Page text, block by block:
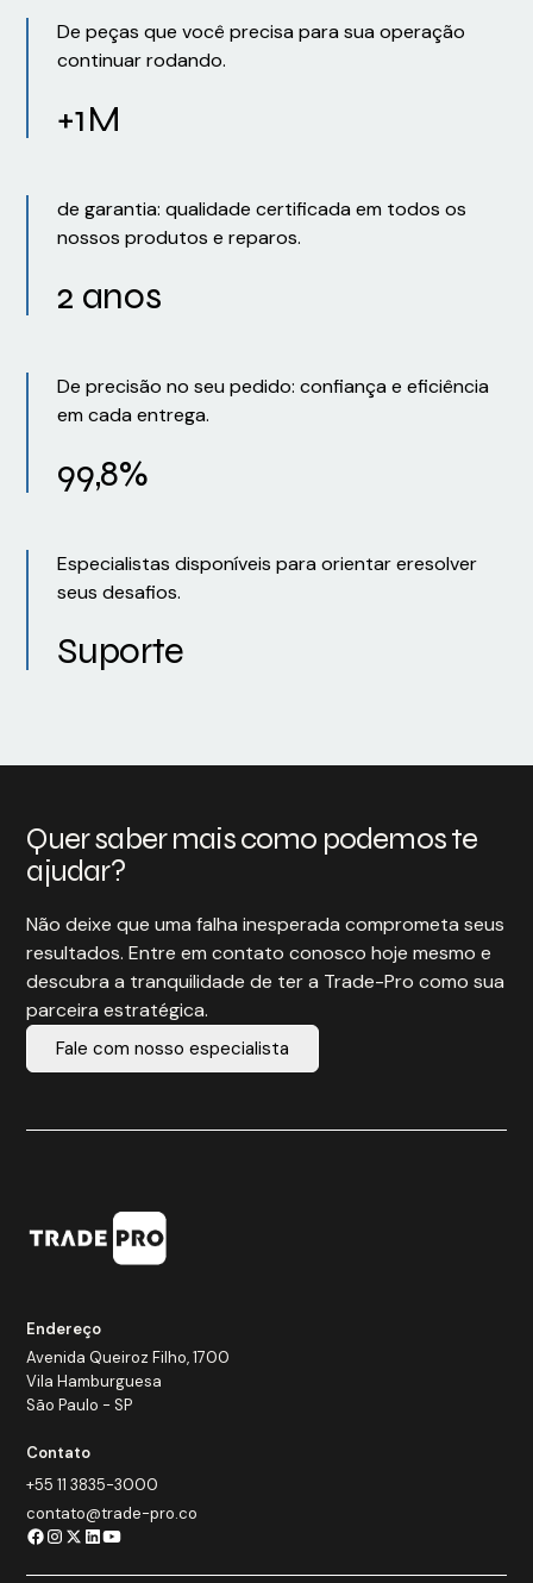
De peças que você precisa para sua operação
continuar rodando.
+1M
de garantia: qualidade certificada em todos os
nossos produtos e reparos.
2 anos
De precisão no seu pedido: confiança e eficiência
em cada entrega.
99,8%
Especialistas disponíveis para orientar eresolver
seus desafios.
Suporte
Quer saber mais como podemos te
ajudar?
Não deixe que uma falha inesperada comprometa seus
resultados. Entre em contato conosco hoje mesmo e
descubra a tranquilidade de ter a Trade-Pro como sua
parceira estratégica.
Fale com nosso especialista
Endereço
Avenida Queiroz Filho, 1700
Vila Hamburguesa
São Paulo - SP
Contato
+55 11 3835-3000
contato@trade-pro.co